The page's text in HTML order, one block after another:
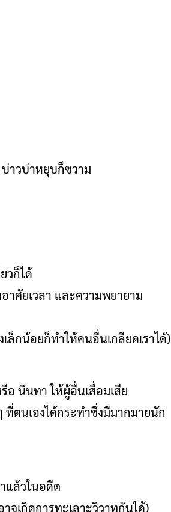
าวบ่าหยุบก็ซวาม
วก็ได้
าศัยเวลา และความพยายาม
ล็กน้อยก็ทำให้คนอื่นเกลียดเราได้)
นินทา ให้ผู้อื่นเสื่อมเสีย
ที่ตนเองได้กระทำซึ่งมีมากมายนัก
แล้วในอดีต
เกิดการทะเลาะวิวาทกันได้)